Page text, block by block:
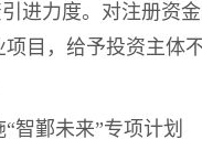
进力度。对注册资
项目，给予投资主体
“智鄞未来”专项计划